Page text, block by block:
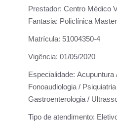
Prestador: Centro Médico
Fantasia: Policlínica
Matrícula: 51004350-4
Vigência: 01/05/2020
Especialidade: Acupuntura
Fonoaudiologia /
Gastroenterologia /
Tipo de atendimento: